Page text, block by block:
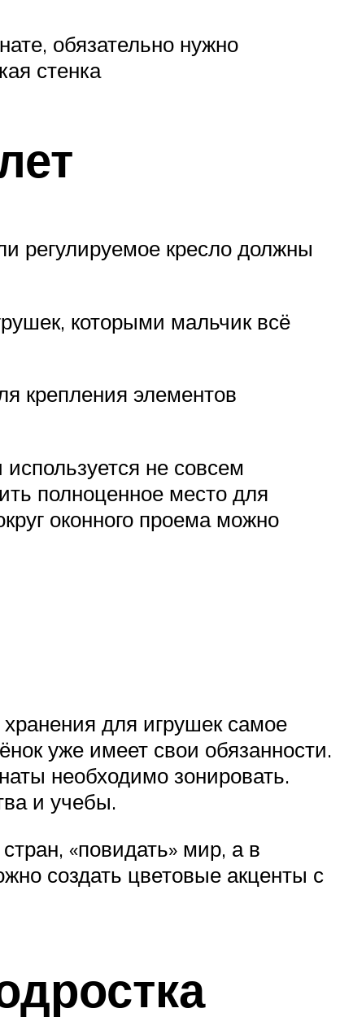
обязательно нужно
стенка
регулируемое кресло должны
которыми мальчик всё
крепления элементов
не совсем
полноценное место для
оконного проема можно
для игрушек самое
уже имеет свои обязанности.
необходимо зонировать.
и учебы.
«повидать» мир, а в
создать цветовые акценты с